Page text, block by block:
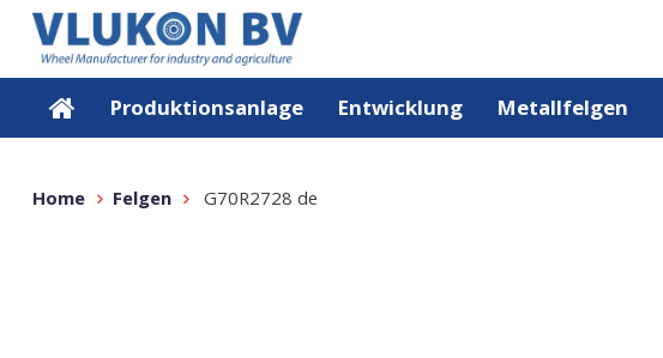
Produktionsanlage Entwicklung Metallfelgen
Home Felgen G70R2728 de